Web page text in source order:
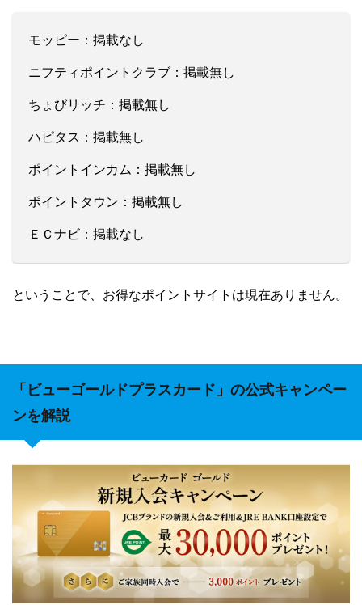
モッピー：掲載なし
ニフティポイントクラブ： 掲載無し
ちょびリッチ： 掲載無し
ハピタス： 掲載無し
ポイントインカム： 掲載無し
ポイントタウン：掲載無し
ＥＣナビ：掲載なし
ということで、お得なポイントサイトは現在ありません。
「ビューゴールドプラスカード」の公式キャンペー
ンを解説